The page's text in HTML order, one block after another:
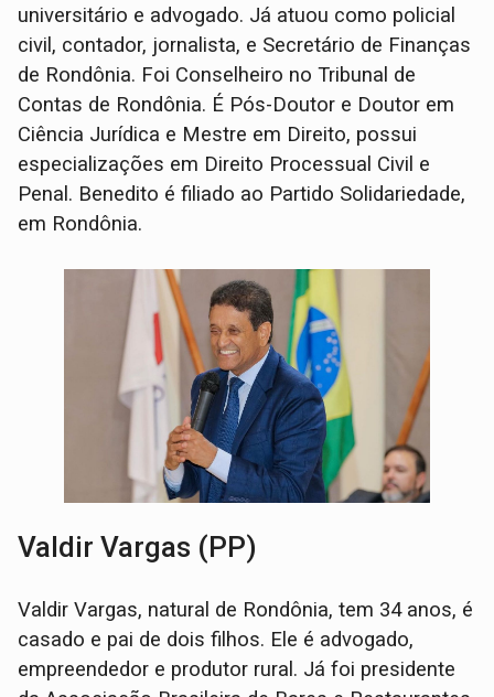
universitário e advogado. Já atuou como policial
civil, contador, jornalista, e Secretário de Finanças
de Rondônia. Foi Conselheiro no Tribunal de
Contas de Rondônia. É Pós-Doutor e Doutor em
Ciência Jurídica e Mestre em Direito, possui
especializações em Direito Processual Civil e
Penal. Benedito é filiado ao Partido Solidariedade,
em Rondônia.
Valdir Vargas (PP)
Valdir Vargas, natural de Rondônia, tem 34 anos, é
casado e pai de dois filhos. Ele é advogado,
empreendedor e produtor rural. Já foi presidente